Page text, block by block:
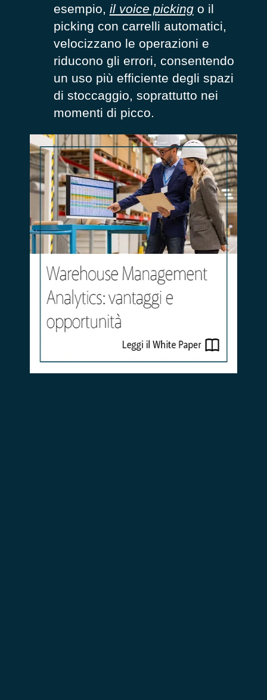
esempio, il voice pickingo il
picking con carrelli automatici,
velocizzano le operazioni e
riducono gli errori, consentendo
un uso più efficiente degli spazi
di stoccaggio, soprattutto nei
momenti di picco.